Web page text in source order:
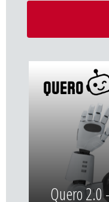
Quero 2.0